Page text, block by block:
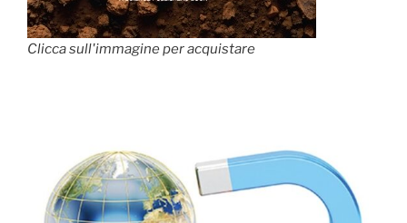
Clicca sull'immagine per acquistare